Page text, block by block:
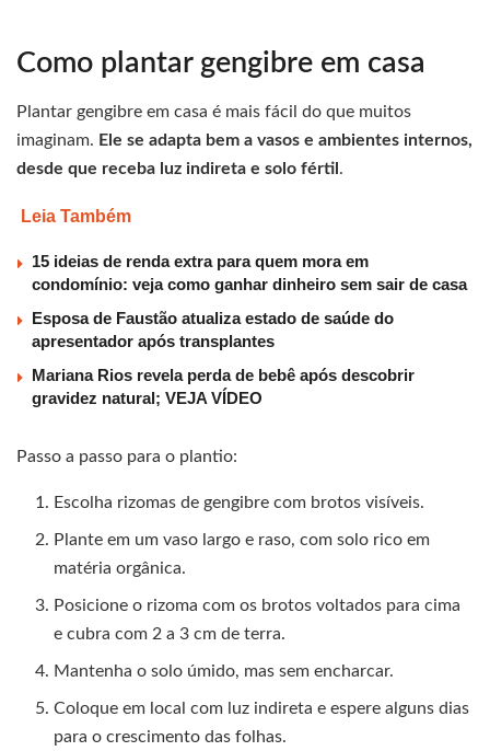
Como plantar gengibre em casa
Plantar gengibre em casa é mais fácil do que muitos
imaginam. Ele se adapta bem a vasos e ambientes internos,
desde que receba luz indireta e solo fértil .
Leia Também
15 ideias de renda extra para quem mora em
condomínio: veja como ganhar dinheiro sem sair de casa
Esposa de Faustão atualiza estado de saúde do
apresentador após transplantes
Mariana Rios revela perda de bebê após descobrir
gravidez natural; VEJA VÍDEO
Passo a passo para o plantio:
Escolha rizomas de gengibre com brotos visíveis.
Plante em um vaso largo e raso, com solo rico em
matéria orgânica.
Posicione o rizoma com os brotos voltados para cima
e cubra com 2 a 3 cm de terra.
Mantenha o solo úmido, mas sem encharcar.
Coloque em local com luz indireta e espere alguns dias
para o crescimento das folhas.